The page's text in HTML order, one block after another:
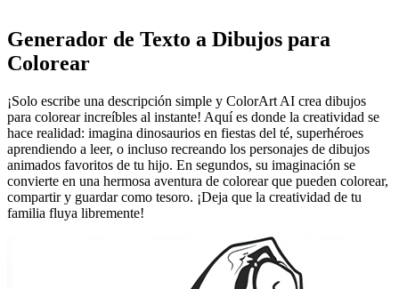
Generador de Texto a Dibujos para
Colorear
¡Solo escribe una descripción simple y ColorArt AI crea dibujos
para colorear increíbles al instante! Aquí es donde la creatividad se
hace realidad: imagina dinosaurios en fiestas del té, superhéroes
aprendiendo a leer, o incluso recreando los personajes de dibujos
animados favoritos de tu hijo. En segundos, su imaginación se
convierte en una hermosa aventura de colorear que pueden colorear,
compartir y guardar como tesoro. ¡Deja que la creatividad de tu
familia fluya libremente!